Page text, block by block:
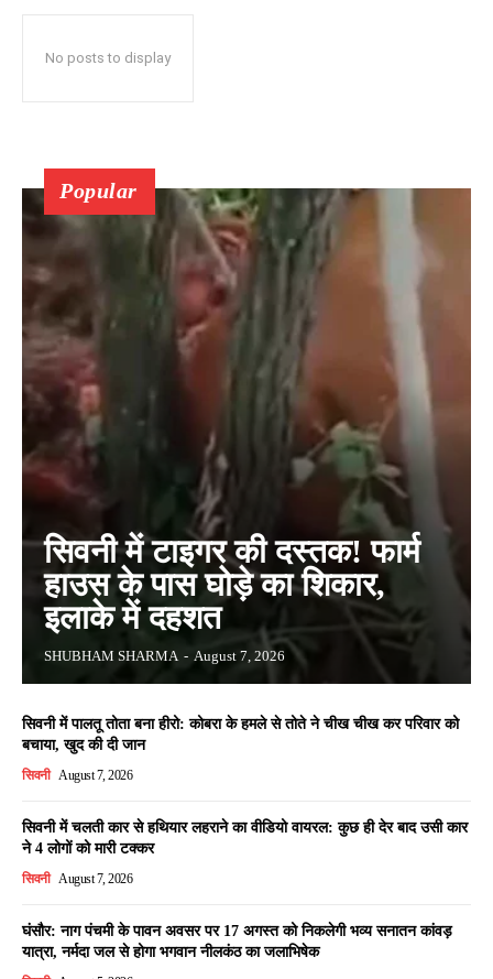
No posts to display
Popular
सिवनी में टाइगर की दस्तक! फार्म
हाउस के पास घोड़े का शिकार,
इलाके में दहशत
SHUBHAM SHARMA - August 7, 2026
सिवनी में पालतू तोता बना हीरो: कोबरा के हमले से तोते ने चीख चीख कर परिवार को
बचाया, खुद की दी जान
सिवनी August 7, 2026
सिवनी में चलती कार से हथियार लहराने का वीडियो वायरल: कुछ ही देर बाद उसी कार
ने 4 लोगों को मारी टक्कर
सिवनी August 7, 2026
घंसौर: नाग पंचमी के पावन अवसर पर 17 अगस्त को निकलेगी भव्य सनातन कांवड़
यात्रा, नर्मदा जल से होगा भगवान नीलकंठ का जलाभिषेक